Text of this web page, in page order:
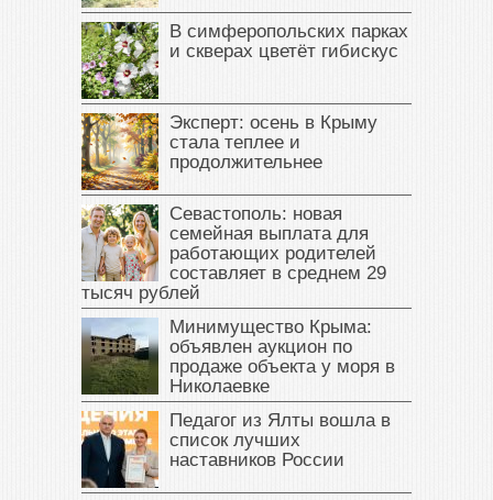
В симферопольских парках
и скверах цветёт гибискус
Эксперт: осень в Крыму
стала теплее и
продолжительнее
Севастополь: новая
семейная выплата для
работающих родителей
составляет в среднем 29
тысяч рублей
Минимущество Крыма:
объявлен аукцион по
продаже объекта у моря в
Николаевке
Педагог из Ялты вошла в
список лучших
наставников России